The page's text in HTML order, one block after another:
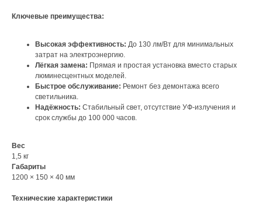
Ключевые преимущества:
Высокая эффективность: До 130 лм/Вт для минимальных
затрат на электроэнергию.
Лёгкая замена: Прямая и простая установка вместо старых
люминесцентных моделей.
Быстрое обслуживание: Ремонт без демонтажа всего
светильника.
Надёжность: Стабильный свет, отсутствие УФ-излучения и
срок службы до 100 000 часов.
Вес
1,5 кг
Габариты
1200 × 150 × 40 мм
Технические характеристики